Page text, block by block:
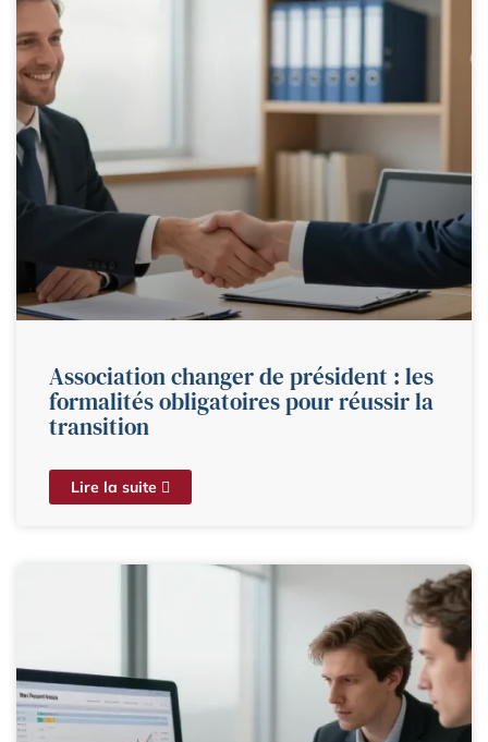
Association changer de président : les
formalités obligatoires pour réussir la
transition
Lire la suite